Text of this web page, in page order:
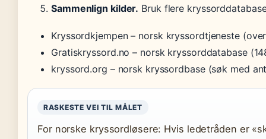
Sammenlign kilder. Bruk flere
Kryssordkjempen – norsk kryssordtjeneste
Gratiskryssord.no – norsk kryssorddatabase
kryssord.org – norsk kryssordbase (søk med
RASKESTE VEI TIL MÅLET
For norske kryssordløsere: Hvis ledetråden er